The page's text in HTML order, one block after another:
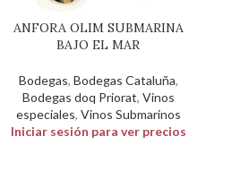
ANFORA OLIM SUBMARINA
BAJO EL MAR
Bodegas, Bodegas Cataluña,
Bodegas doq Priorat, Vinos
especiales, Vinos Submarinos
Iniciar sesión para ver precios